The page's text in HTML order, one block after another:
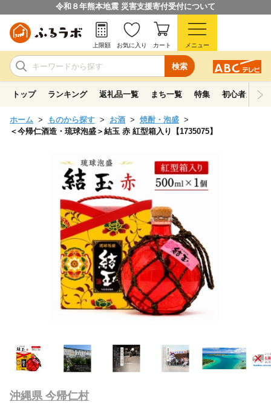
令和８年熊本地震 災害支援寄付受付について
検索
上限額 お気に入り カート メニュー
トップ ランキング 返礼品一覧 まち一覧 特集 初心者ガイド
ホーム ものから探す お酒
焼酎・泡盛
＜今帰仁酒造・琉球泡盛＞結玉 赤 紅型箱入り【1735075】
沖縄県 今帰仁村